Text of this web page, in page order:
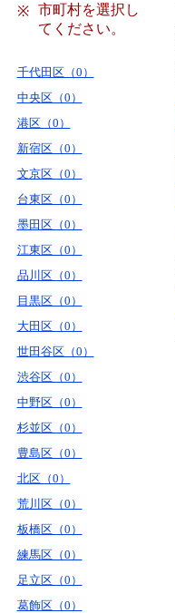
※
市町村を選択し
てください。
千代田区（0）
中央区（0）
港区（0）
新宿区（0）
文京区（0）
台東区（0）
墨田区（0）
江東区（0）
品川区（0）
目黒区（0）
大田区（0）
世田谷区（0）
渋谷区（0）
中野区（0）
杉並区（0）
豊島区（0）
北区（0）
荒川区（0）
板橋区（0）
練馬区（0）
足立区（0）
葛飾区（0）